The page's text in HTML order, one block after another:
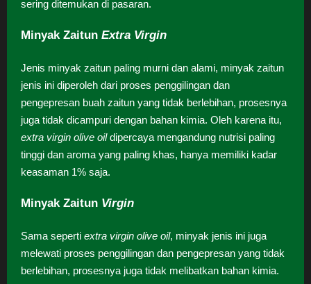
sering ditemukan di pasaran.
Minyak Zaitun Extra Virgin
Jenis minyak zaitun paling murni dan alami, minyak zaitun
jenis ini diperoleh dari proses penggilingan dan
pengepresan buah zaitun yang tidak berlebihan, prosesnya
juga tidak dicampuri dengan bahan kimia. Oleh karena itu,
extra virgin olive oildipercaya mengandung nutrisi paling
tinggi dan aroma yang paling khas, hanya memiliki kadar
keasaman 1% saja.
Minyak Zaitun Virgin
Sama seperti extra virgin olive oil, minyak jenis ini juga
melewati proses penggilingan dan pengepresan yang tidak
berlebihan, prosesnya juga tidak melibatkan bahan kimia.